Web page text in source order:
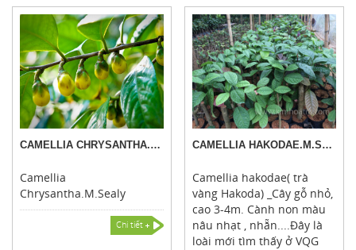
CAMELLIA CHRYSANTHA.M.SEALY
Camellia
Chrysantha.M.Sealy
Chi tiết
CAMELLIA HAKODAE.M.SEALY
Camellia hakodae( trà
vàng Hakoda) _Cây gỗ nhỏ,
cao 3-4m. Cành non màu
nâu nhạt , nhẵn....Đây là
loài mới tìm thấy ở VQG